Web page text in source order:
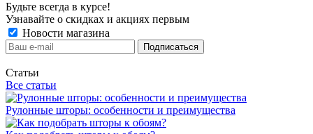
Будьте всегда в курсе!
Узнавайте о скидках и акциях первым
Новости магазина
Статьи
Все статьи
Рулонные шторы: особенности и преимущества